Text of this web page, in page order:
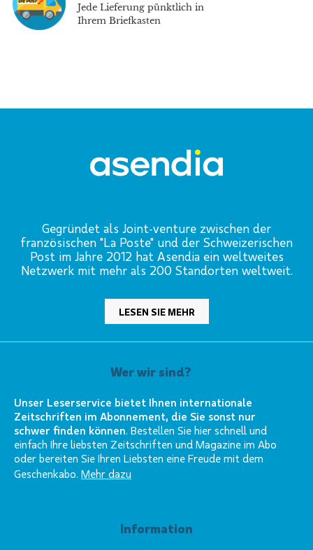
Jede Lieferung pünktlich in
Ihrem Briefkasten
Gegründet als Joint-venture zwischen der
französischen "La Poste" und der Schweizerischen
Post im Jahre 2012 hat Asendia ein weltweites
Netzwerk mit mehr als 200 Standorten weltweit.
LESEN SIE MEHR
Wer wir sind?
Unser Leserservice bietet Ihnen internationale
Zeitschriften im Abonnement, die Sie sonst nur
schwer finden können. Bestellen Sie hier schnell und
einfach Ihre liebsten Zeitschriften und Magazine im Abo
oder bereiten Sie Ihren Liebsten eine Freude mit dem
Geschenkabo. Mehr dazu
Information